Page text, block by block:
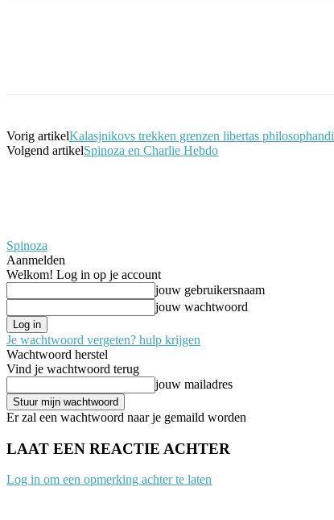
Vorig artikelKalasjnikovs trekken grenzen libertas philosophandi
Volgend artikelSpinoza en Charlie Hebdo
Spinoza
Aanmelden
Welkom! Log in op je account
jouw gebruikersnaam
jouw wachtwoord
Je wachtwoord vergeten? hulp krijgen
Wachtwoord herstel
Vind je wachtwoord terug
jouw mailadres
Er zal een wachtwoord naar je gemaild worden
LAAT EEN REACTIE ACHTER
Log in om een opmerking achter te laten